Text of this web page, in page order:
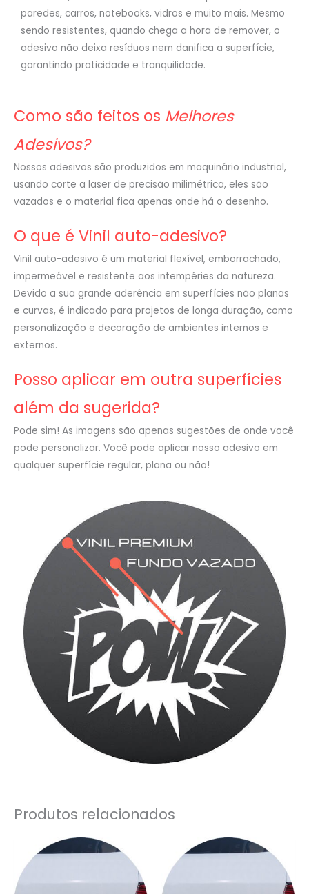
paredes, carros, notebooks, vidros e muito mais. Mesmo
sendo resistentes, quando chega a hora de remover, o
adesivo não deixa resíduos nem danifica a superfície,
garantindo praticidade e tranquilidade.
Como são feitos os Melhores
Adesivos?
Nossos adesivos são produzidos em maquinário industrial,
usando corte a laser de precisão milimétrica, eles são
vazados e o material fica apenas onde há o desenho.
O que é Vinil auto-adesivo?
Vinil auto-adesivo é um material flexível, emborrachado,
impermeável e resistente aos intempéries da natureza.
Devido a sua grande aderência em superfícies não planas
e curvas, é indicado para projetos de longa duração, como
personalização e decoração de ambientes internos e
externos.
Posso aplicar em outra superfícies
além da sugerida?
Pode sim! As imagens são apenas sugestões de onde você
pode personalizar. Você pode aplicar nosso adesivo em
qualquer superfície regular, plana ou não!
Produtos relacionados